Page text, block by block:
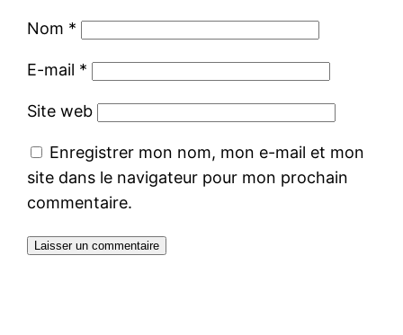
Nom *
E-mail *
Site web
Enregistrer mon nom, mon e-mail et mon
site dans le navigateur pour mon prochain
commentaire.